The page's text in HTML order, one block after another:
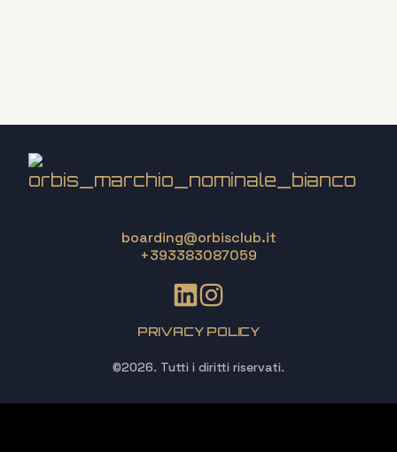
boarding@orbisclub.it
+393383087059
PRIVACY POLICY
©2026. Tutti i diritti riservati.